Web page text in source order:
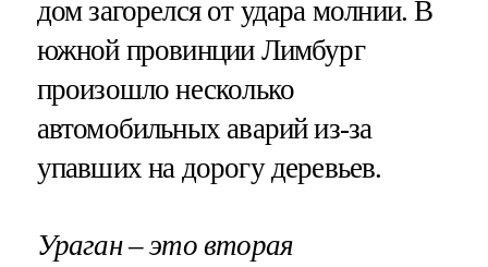
дом загорелся от удара молнии. В
южной провинции Лимбург
произошло несколько
автомобильных аварий из-за
упавших на дорогу деревьев.
Ураган – это вторая